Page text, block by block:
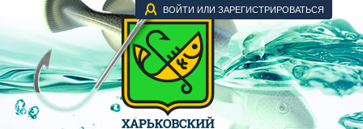
ВОЙТИ ИЛИ ЗАРЕГИСТРИРОВАТЬСЯ